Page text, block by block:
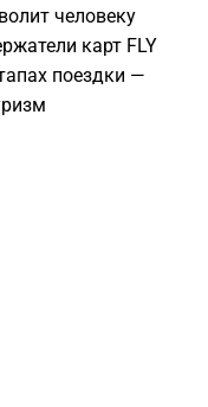
человеку
карт FLY
поездки —